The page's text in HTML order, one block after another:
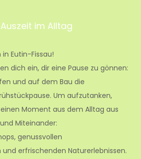
im Alltag
Eutin-Fissau!
dich ein, dir eine Pause zu gönnen:
und auf dem Bau die
Um aufzutanken,
Moment aus dem Alltag aus
Miteinander:
genussvollen
erfrischenden Naturerlebnissen.